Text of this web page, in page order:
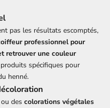
pas les résultats escomptés,
professionnel pour
retrouver une couleur
spécifiques pour
henné.
des colorations végétales